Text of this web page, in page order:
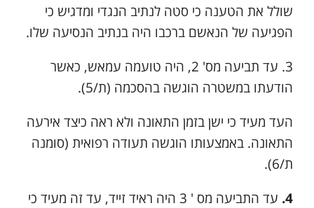
שולל את הטענה כי סטה לנתיב הנגדי ומדגיש כי
הפגיעה של הנאשם ברכבו היה בנתיב הנסיעה שלו.
3. עד תביעה מס' 2, היה טועמה עמאש, כאשר
הודעתו במשטרה הוגשה בהסכמה (ת/5).
העד מעיד כי ישן בזמן התאונה ולא ראה כיצד אירעה
התאונה. באמצעותו הוגשה תעודה רפואית (סומנה
ת/6).
4.
עד התביעה מס ' 3 היה ראיד זייד, עד זה מעיד כי